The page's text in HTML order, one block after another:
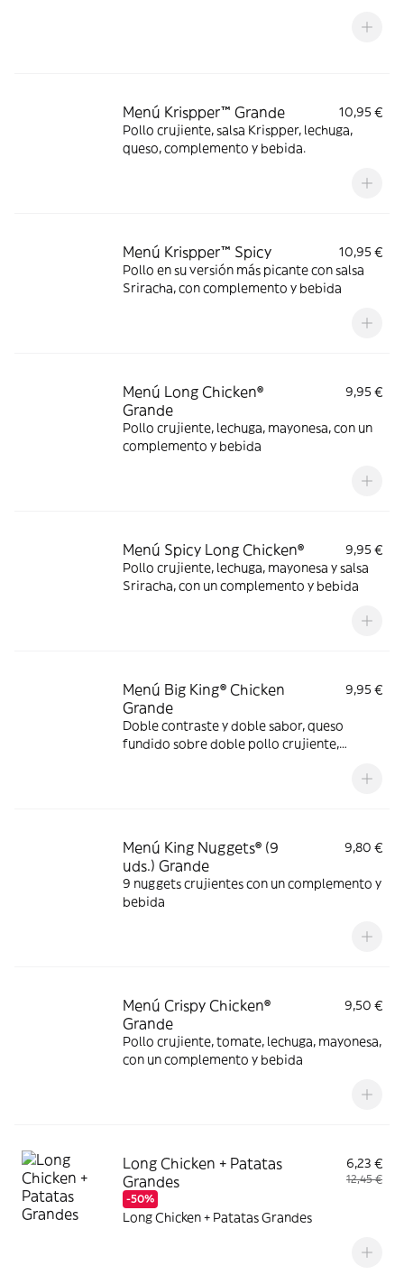
Menú Krispper™ Grande
10,95 €
Pollo crujiente, salsa Krispper, lechuga,
queso, complemento y bebida.
Menú Krispper™ Spicy
10,95 €
Pollo en su versión más picante con salsa
Sriracha, con complemento y bebida
Menú Long Chicken®
Grande
9,95 €
Pollo crujiente, lechuga, mayonesa, con un
complemento y bebida
Menú Spicy Long Chicken®
9,95 €
Pollo crujiente, lechuga, mayonesa y salsa
Sriracha, con un complemento y bebida
Menú Big King® Chicken
Grande
9,95 €
Doble contraste y doble sabor, queso
fundido sobre doble pollo crujiente,
exquisita salsa Big King entre dos panes de
Menú King Nuggets® (9
uds.) Grande
9,80 €
9 nuggets crujientes con un complemento y
bebida
Menú Crispy Chicken®
Grande
9,50 €
Pollo crujiente, tomate, lechuga, mayonesa,
con un complemento y bebida
Long Chicken + Patatas
Grandes
-50%
6,23 €
12,45 €
Long Chicken + Patatas Grandes